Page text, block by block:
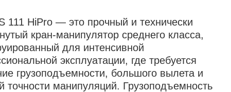
111 HiPro — это прочный и технически
кран-манипулятор среднего класса,
для интенсивной
эксплуатации, где требуется
грузоподъемности, большого вылета и
точности манипуляций. Грузоподъемность